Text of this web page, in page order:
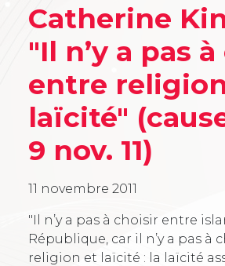
Catherine
"Il n’y a pas
entre
laïcité"
9 nov. 11)
11 novembre 2011
"Il n’y a pas à choisir entre
République, car il n’y a pas à
religion et laïcité : la laïcité